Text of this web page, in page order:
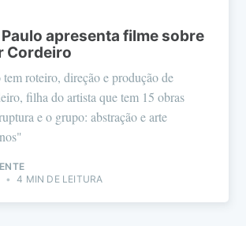
Paulo apresenta filme sobre
Cordeiro
roteiro, direção e produção de
filha do artista que tem 15 obras
e o grupo: abstração e arte
• 4 MIN DE LEITURA